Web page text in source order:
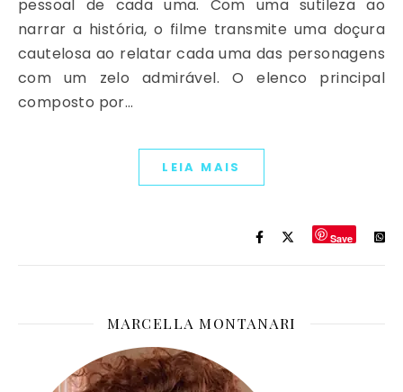
pessoal de cada uma. Com uma sutileza ao
narrar a história, o filme transmite uma doçura
cautelosa ao relatar cada uma das personagens
com um zelo admirável. O elenco principal
composto por…
LEIA MAIS
Save
MARCELLA MONTANARI